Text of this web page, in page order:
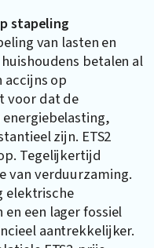
stapeling
van lasten en
betalen al
accijns op
voor dat de
zijn. ETS2
Tegelijkertijd
van verduurzaming.
elektrische
een lager fossiel
aantrekkelijker.